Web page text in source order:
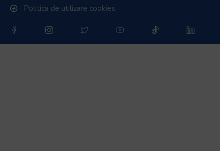
Politica de utilizare cookies